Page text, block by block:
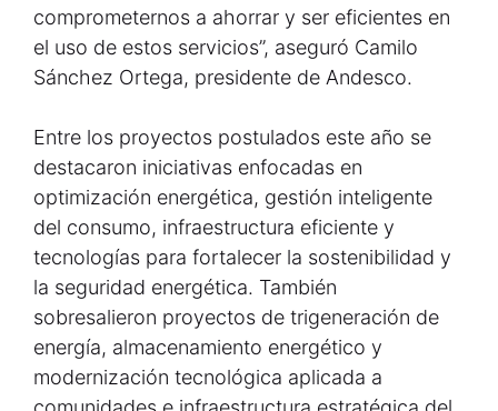
comprometernos a ahorrar y ser eficientes en
el uso de estos servicios”, aseguró Camilo
Sánchez Ortega, presidente de Andesco.
Entre los proyectos postulados este año se
destacaron iniciativas enfocadas en
optimización energética, gestión inteligente
del consumo, infraestructura eficiente y
tecnologías para fortalecer la sostenibilidad y
la seguridad energética. También
sobresalieron proyectos de trigeneración de
energía, almacenamiento energético y
modernización tecnológica aplicada a